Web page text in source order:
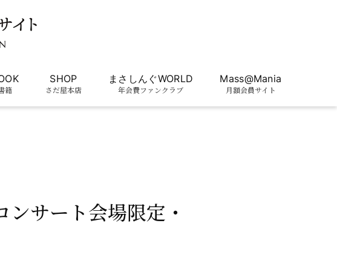
籍
SHOP
さだ屋本店
まさしんぐWORLD
年会費ファンクラブ
Mass@Mania
月額会員サイト
サート会場限定・